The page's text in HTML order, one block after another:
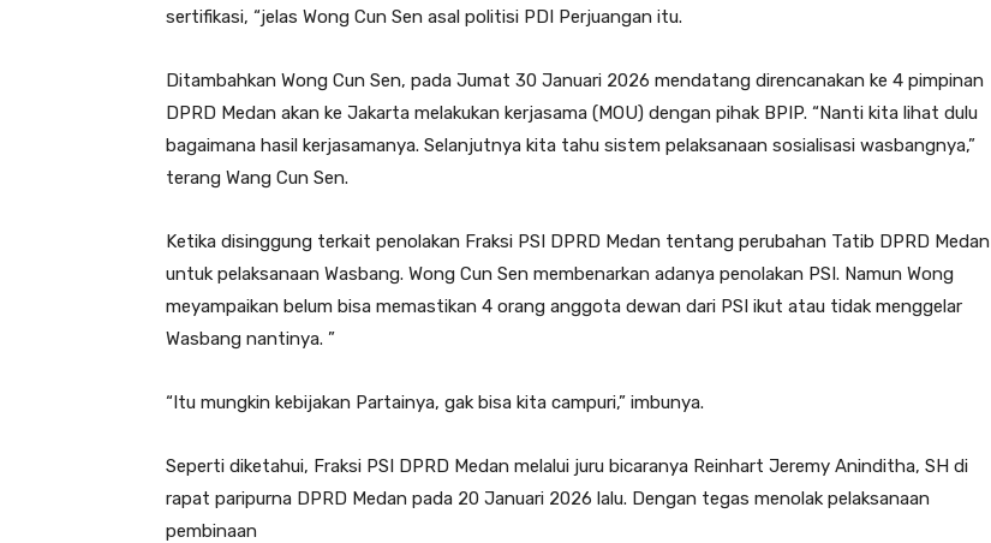
sertifikasi, “jelas Wong Cun Sen asal politisi PDI Perjuangan itu.
Ditambahkan Wong Cun Sen, pada Jumat 30 Januari 2026 mendatang direncanakan ke 4 pimpinan
DPRD Medan akan ke Jakarta melakukan kerjasama (MOU) dengan pihak BPIP. “Nanti kita lihat dulu
bagaimana hasil kerjasamanya. Selanjutnya kita tahu sistem pelaksanaan sosialisasi wasbangnya,”
terang Wang Cun Sen.
Ketika disinggung terkait penolakan Fraksi PSI DPRD Medan tentang perubahan Tatib DPRD Medan
untuk pelaksanaan Wasbang. Wong Cun Sen membenarkan adanya penolakan PSI. Namun Wong
meyampaikan belum bisa memastikan 4 orang anggota dewan dari PSI ikut atau tidak menggelar
Wasbang nantinya. ”
“Itu mungkin kebijakan Partainya, gak bisa kita campuri,” imbunya.
Seperti diketahui, Fraksi PSI DPRD Medan melalui juru bicaranya Reinhart Jeremy Aninditha, SH di
rapat paripurna DPRD Medan pada 20 Januari 2026 lalu. Dengan tegas menolak pelaksanaan
pembinaan